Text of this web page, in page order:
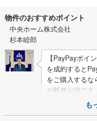
物件のおすすめポイント
中央ホーム株式会社
杉本睦郎
【PayPayポイ
を成約すると
をご購入する
が断然お得です
る」ボタンかも